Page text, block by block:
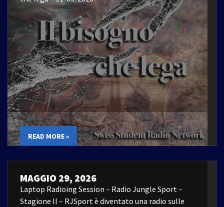
READ MORE »
MAGGIO 29, 2026
Laptop Radioing Session – Radio Jungle Sport –
Stagione II – RJSport è diventato una radio sulle